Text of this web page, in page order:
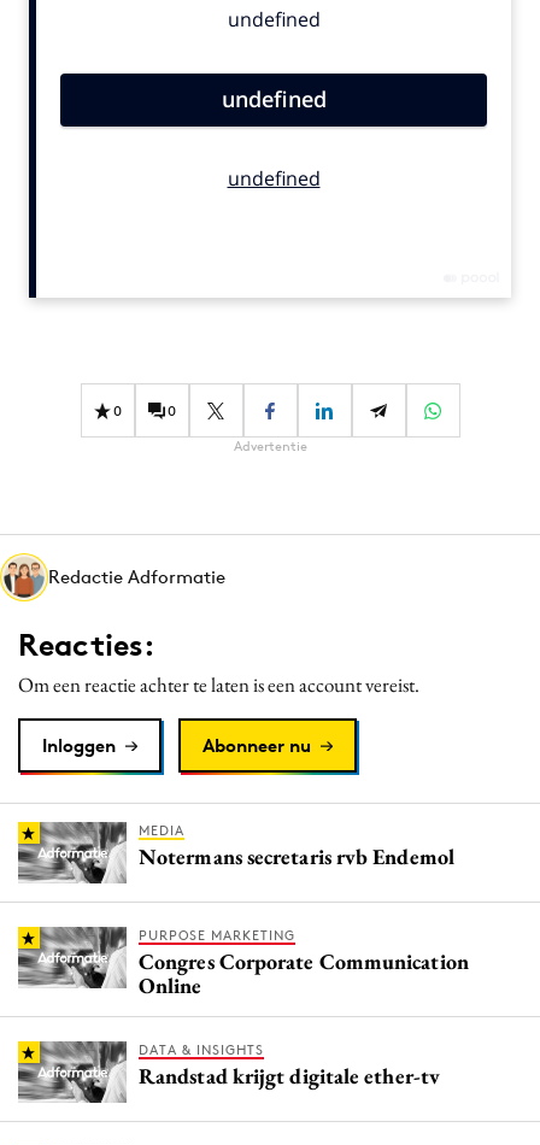
Contentmarketing
Effectiviteit
Gedragsverandering
Martech
Media
Merkstrategie
PR
Programmatic
Reputatie & crisis
0 0
Advertentie
Redactie Adformatie
Reacties:
Om een reactie achter te laten is een account vereist.
Inloggen Abonneer nu
MEDIA
Notermans secretaris rvb Endemol
PURPOSE MARKETING
Congres Corporate Communication
Online
DATA & INSIGHTS
Randstad krijgt digitale ether-tv